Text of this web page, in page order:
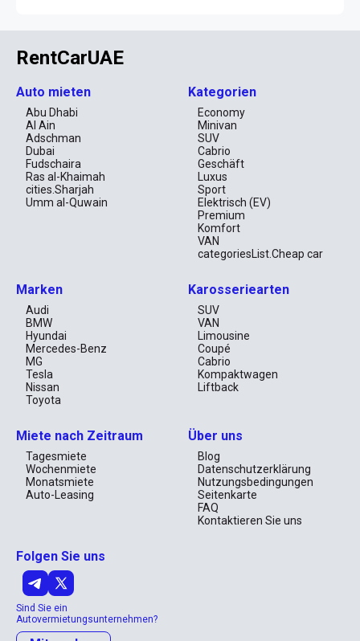
RentCarUAE
Auto mieten
Abu Dhabi
Al Ain
Adschman
Dubai
Fudschaira
Ras al-Khaimah
cities.Sharjah
Umm al-Quwain
Kategorien
Economy
Minivan
SUV
Cabrio
Geschäft
Luxus
Sport
Elektrisch (EV)
Premium
Komfort
VAN
categoriesList.Cheap car
Marken
Audi
BMW
Hyundai
Mercedes-Benz
MG
Tesla
Nissan
Toyota
Karosseriearten
SUV
VAN
Limousine
Coupé
Cabrio
Kompaktwagen
Liftback
Miete nach Zeitraum
Tagesmiete
Wochenmiete
Monatsmiete
Auto-Leasing
Über uns
Blog
Datenschutzerklärung
Nutzungsbedingungen
Seitenkarte
FAQ
Kontaktieren Sie uns
Folgen Sie uns
Sind Sie ein
Autovermietungsunternehmen?